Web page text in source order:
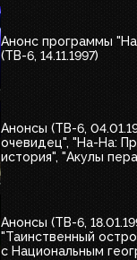
Анонс программы
(ТВ-6, 14.11.1997)
Анонсы (ТВ-6,
очевидец", "На-На:
история", "Акулы
Анонсы (ТВ-6,
"Таинственный
с Национальным